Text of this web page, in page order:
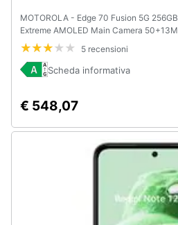
MOTOROLA - Edge 70 Fusion 5G
Extreme AMOLED Main Camera
nanoSim+eSim USB Type-C Android16
7000mAh PANTONE Sporting Green
5 recensioni
Scheda informativa
€ 548,07